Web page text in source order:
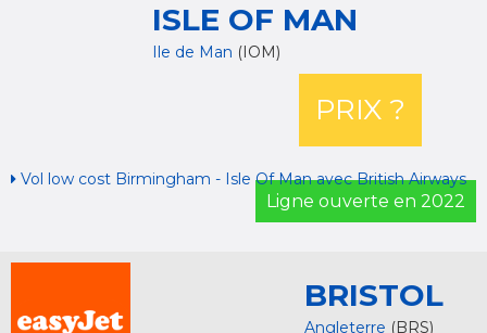
ISLE OF MAN
Ile de Man (IOM)
PRIX ?
Vol low cost Birmingham - Isle Of Man avec British Airways
Ligne ouverte en 2022
BRISTOL
Angleterre (BRS)